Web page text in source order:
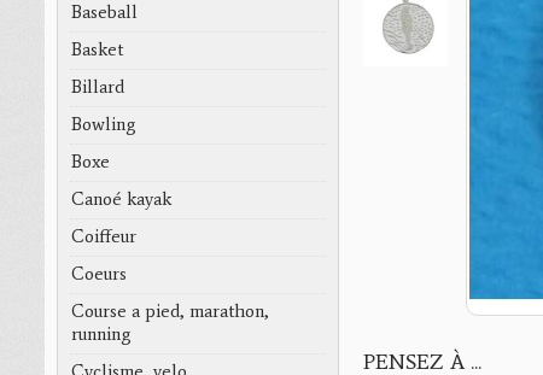
PENSEZ À ...
Baseball
Basket
Billard
Bowling
Boxe
Canoé kayak
Coiffeur
Coeurs
Course a pied, marathon,
running